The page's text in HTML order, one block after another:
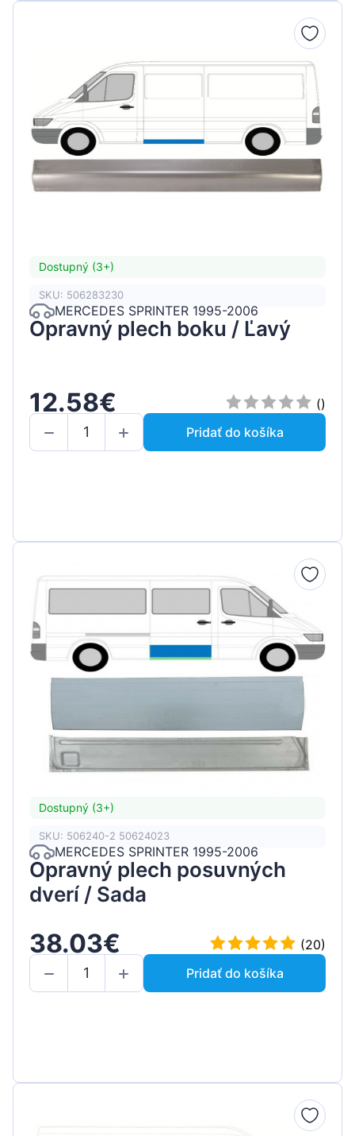
Dostupný (3+)
SKU: 506283230
MERCEDES SPRINTER 1995-2006
Opravný plech boku / Ľavý
12.58€
()
Pridať do košíka
Dostupný (3+)
SKU: 506240-2 50624023
MERCEDES SPRINTER 1995-2006
Opravný plech posuvných
dverí / Sada
38.03€
(20)
Pridať do košíka